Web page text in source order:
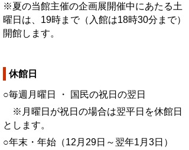
※夏の当館主催の企画展開催中にあたる土
曜日は、19時まで（入館は18時30分 まで）
開館します。
休館日
○毎週月曜日 ・ 国民の祝日の翌日
※月曜日が祝日の場合は翌平日を休館日
とします。
○年末・年始（12月29日～翌年1月3日）